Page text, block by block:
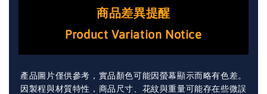
商品差異提醒
Product Variation Notice
產品圖片僅供參考，實品顏色可能因螢幕顯示而略有色差。
因製程與材質特性，商品尺寸、花紋與重量可能存在些微誤